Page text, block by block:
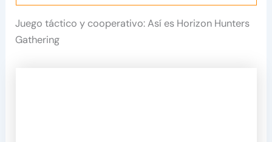
Juego táctico y cooperativo: Así es Horizon Hunters
Gathering